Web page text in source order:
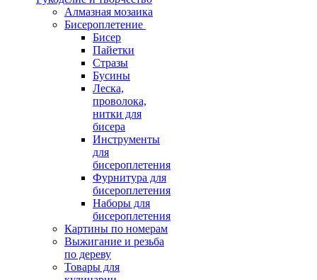
Алмазная мозаика
Бисероплетение
Бисер
Пайетки
Стразы
Бусины
Леска,
проволока,
нитки для
бисера
Инструменты
для
бисероплетения
Фурнитура для
бисероплетения
Наборы для
бисероплетения
Картины по номерам
Выжигание и резьба
по дереву
Товары для